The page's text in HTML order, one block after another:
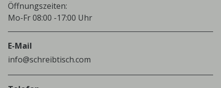
Öffnungszeiten:
Mo-Fr 08:00 -17:00 Uhr
E-Mail
info@schreibtisch.com